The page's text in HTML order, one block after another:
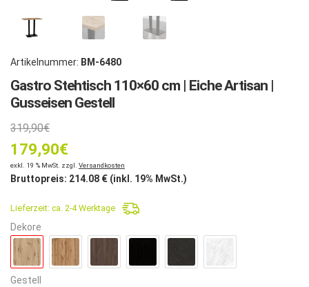
Artikelnummer: BM-6480
Gastro Stehtisch 110×60 cm | Eiche Artisan |
Gusseisen Gestell
319,90€Ursprünglicher
Preis
war:
319,90€
179,90€
Aktueller
Preis
ist:
179,90€.
exkl. 19 % MwSt. zzgl. Versandkosten
Bruttopreis: 214.08 € (inkl. 19% MwSt.)
Lieferzeit: ca. 2-4 Werktage
Dekore
Gestell